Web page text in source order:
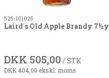
525-101025
Laird´s Old Apple Brandy 7½y
DKK 505,00 / STK
DKK 404,00 ekskl. moms